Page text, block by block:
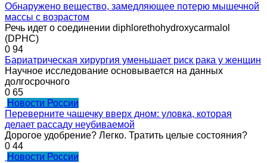
Обнаружено вещество, замедляющее потерю мышечной
массы с возрастом
Речь идет о соединении diphlorethohydroxycarmalol
(DPHC)
0 94
Бариатрическая хирургия уменьшает риск рака у женщин
Научное исследование основывается на данных
долгосрочного
0 65
Новости России
Переверните чашечку вверх дном: уловка, которая
делает рассаду неубиваемой
Дорогое удобрение? Легко. Тратить целые состояния?
0 44
Новости России